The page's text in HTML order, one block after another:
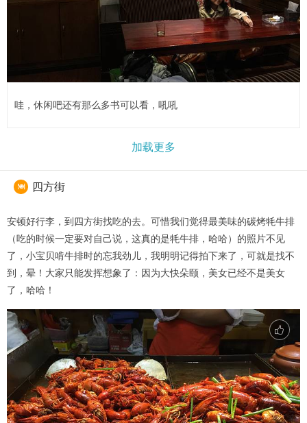
哇，休闲吧还有那么多书可以看，吼吼
加载更多
 四方街
安顿好行李，到四方街找吃的去。可惜我们觉得最美味的碳烤牦牛排
（吃的时候一定要对自己说，这真的是牦牛排，哈哈）的照片不见
了，小宝贝啃牛排时的忘我劲儿，我明明记得拍下来了，可就是找不
到，晕！大家只能发挥想象了：因为大快朵颐，美女已经不是美女
了，哈哈！